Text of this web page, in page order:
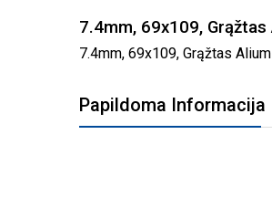
7.4mm, 69x109, Grąžtas
7.4mm, 69x109, Grąžtas
Papildoma Informacija